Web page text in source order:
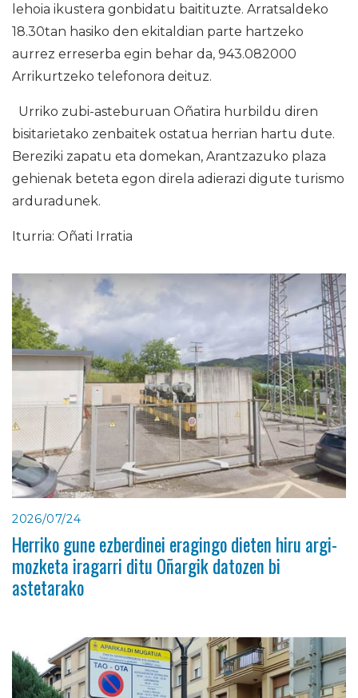
lehoia ikustera gonbidatu baitituzte. Arratsaldeko
18.30tan hasiko den ekitaldian parte hartzeko
aurrez erreserba egin behar da, 943.082000
Arrikurtzeko telefonora deituz.
Urriko zubi-asteburuan Oñatira hurbildu diren
bisitarietako zenbaitek ostatua herrian hartu dute.
Bereziki zapatu eta domekan, Arantzazuko plaza
gehienak beteta egon direla adierazi digute turismo
arduradunek.
Iturria: Oñati Irratia
2026/07/24
Herriko gune ezberdinei eragingo dieten hiru argi-
mozketa iragarri ditu Oñargik datozen bi
astetarako